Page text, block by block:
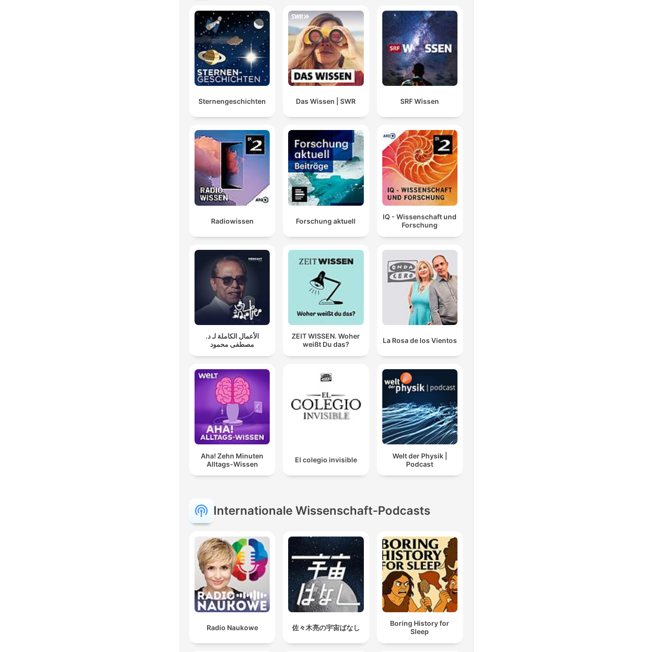
Sternengeschichten Das Wissen | SWR SRF Wissen
Radiowissen Forschung aktuell
IQ - Wissenschaft und
Forschung
الأعمال الكاملة لـ د.
مصطفى محمود
ZEIT WISSEN. Woher
weißt Du das?
La Rosa de los Vientos
Aha! Zehn Minuten
Alltags-Wissen
El colegio invisible
Welt der Physik |
Podcast
Internationale Wissenschaft-Podcasts
Radio Naukowe 佐々木亮の宇宙ばなし
Boring History for
Sleep